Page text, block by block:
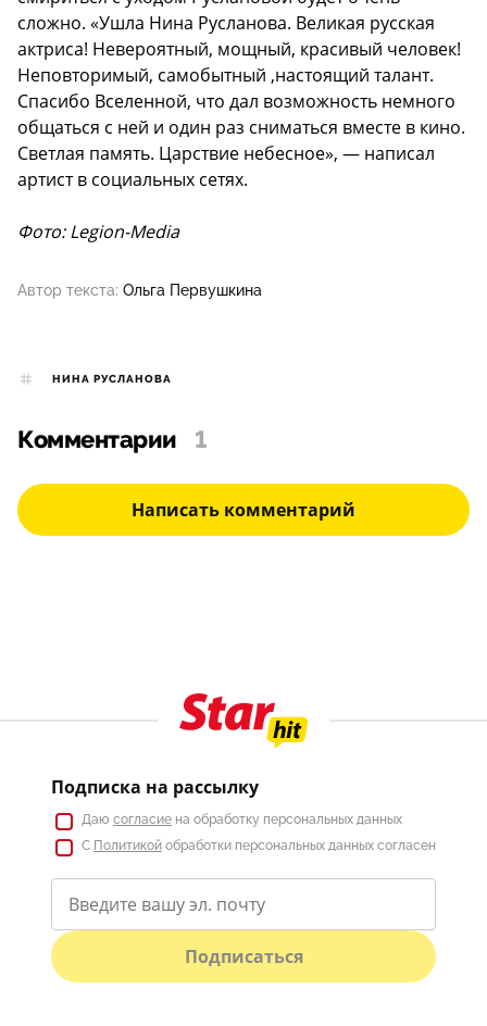
сложно. «Ушла Нина Русланова. Великая русская
актриса! Невероятный, мощный, красивый человек!
Неповторимый, самобытный ,настоящий талант.
Спасибо Вселенной, что дал возможность немного
общаться с ней и один раз сниматься вместе в кино.
Светлая память. Царствие небесное», — написал
артист в социальных сетях.
Фото: Legion-Media
Автор текста: Ольга Первушкина
НИНА РУСЛАНОВА
Комментарии 1
Написать комментарий
Подписка на рассылку
Даю согласие на обработку персональных данных
С Политикой обработки персональных данных согласен
Подписаться